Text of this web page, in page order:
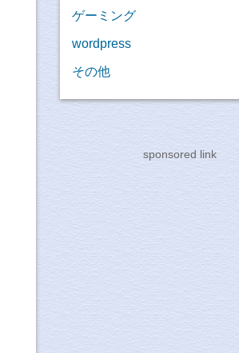
ゲーミング
wordpress
その他
sponsored link